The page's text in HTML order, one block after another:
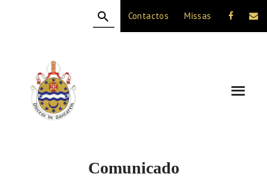
Contactos Missas
Comunicado
A DIOCESE
CELEBRAÇÃO
VIDA CRISTÃ
NOTÍCIAS